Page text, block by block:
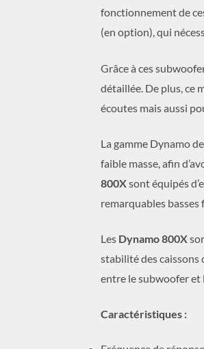
fonctionnement de
(en option), qui
Grâce à ces
détaillée. De plus, ce
écoutes mais aussi
La gamme Dynamo
faible masse, afin
800Xsont équipés
remarquables
Les Dynamo 800X
stabilité des caissons
entre le subwoofer et
Caractéristiques :